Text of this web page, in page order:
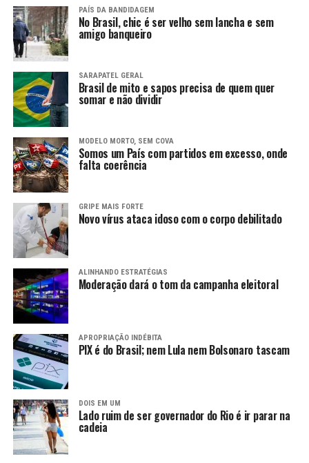
PAÍS DA BANDIDAGEM
No Brasil, chic é ser velho sem lancha e sem
amigo banqueiro
SARAPATEL GERAL
Brasil de mito e sapos precisa de quem quer
somar e não dividir
MODELO MORTO, SEM COVA
Somos um País com partidos em excesso, onde
falta coerência
GRIPE MAIS FORTE
Novo vírus ataca idoso com o corpo debilitado
ALINHANDO ESTRATÉGIAS
Moderação dará o tom da campanha eleitoral
APROPRIAÇÃO INDÉBITA
PIX é do Brasil; nem Lula nem Bolsonaro tascam
DOIS EM UM
Lado ruim de ser governador do Rio é ir parar na
cadeia